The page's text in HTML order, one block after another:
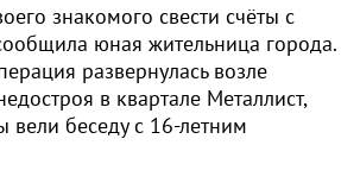
знакомого свести счёты с
юная жительница города.
развернулась возле
в квартале Металлист,
вели беседу с 16-летним